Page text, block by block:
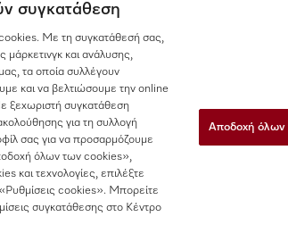
συγκατάθεση
cookies. Με τη συγκατάθεσή σας,
και ανάλυσης,
τα οποία συλλέγουν
και να βελτιώσουμε την online
ξεχωριστή συγκατάθεση
για τη συλλογή
σας για να προσαρμόζουμε
όλων των cookies»,
και τεχνολογίες, επιλέξτε
cookies». Μπορείτε
συγκατάθεσης στο Κέντρο
Αποδοχή όλων